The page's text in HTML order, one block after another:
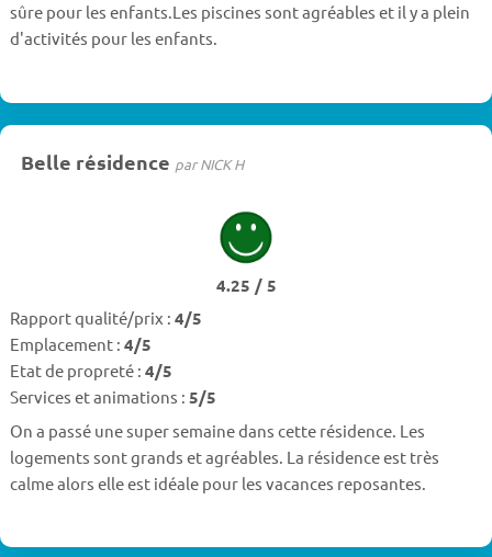
sûre pour les enfants.Les piscines sont agréables et il y a plein
d'activités pour les enfants.
Belle résidence par NICK H
4.25 / 5
Rapport qualité/prix : 4/5
Emplacement : 4/5
Etat de propreté : 4/5
Services et animations : 5/5
On a passé une super semaine dans cette résidence. Les
logements sont grands et agréables. La résidence est très
calme alors elle est idéale pour les vacances reposantes.